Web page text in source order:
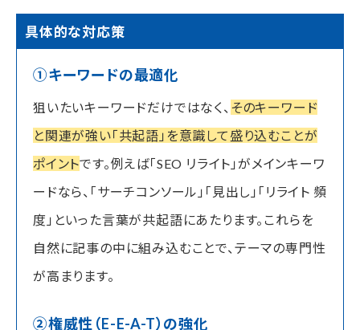
具体的な対応策
①キーワードの最適化
狙いたいキーワードだけではなく、 そのキーワード
と関連が強い「共起語」を意識して盛り込むことが
ポイントです。例えば「SEO リライト」がメインキーワ
ードなら、「サーチコンソール」「見出し」「リライト 頻
度」といった言葉が共起語にあたります。これらを
自然に記事の中に組み込むことで、テーマの専門性
が高まります。
②権威性（E-E-A-T）の強化